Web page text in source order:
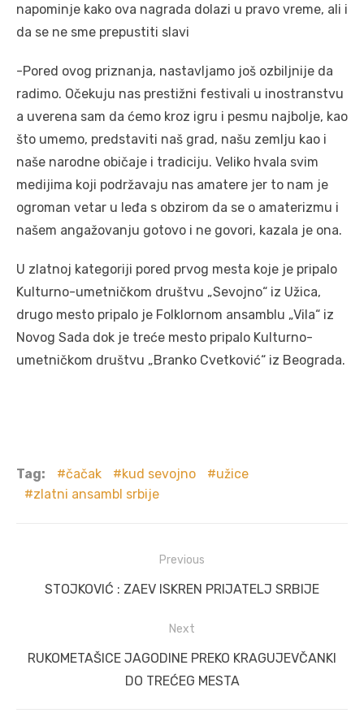
napominje kako ova nagrada dolazi u pravo vreme, ali i
da se ne sme prepustiti slavi
-Pored ovog priznanja, nastavljamo još ozbiljnije da
radimo. Očekuju nas prestižni festivali u inostranstvu
a uverena sam da ćemo kroz igru i pesmu najbolje, kao
što umemo, predstaviti naš grad, našu zemlju kao i
naše narodne običaje i tradiciju. Veliko hvala svim
medijima koji podržavaju nas amatere jer to nam je
ogroman vetar u leđa s obzirom da se o amaterizmu i
našem angažovanju gotovo i ne govori, kazala je ona.
U zlatnoj kategoriji pored prvog mesta koje je pripalo
Kulturno-umetničkom društvu „Sevojno“ iz Užica,
drugo mesto pripalo je Folklornom ansamblu „Vila“ iz
Novog Sada dok je treće mesto pripalo Kulturno-
umetničkom društvu „Branko Cvetković“ iz Beograda.
Tag: čačak kud sevojno
užice
zlatni ansambl srbije
navigation
Previous
Previous
STOJKOVIĆ : ZAEV ISKREN PRIJATELJ SRBIJE
Next
Next
RUKOMETAŠICE JAGODINE PREKO KRAGUJEVČANKI
DO TREĆEG MESTA